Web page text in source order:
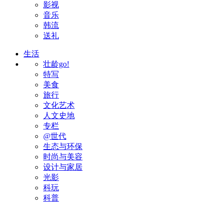
影视
音乐
韩流
送礼
生活
壮龄go!
特写
美食
旅行
文化艺术
人文史地
专栏
@世代
生态与环保
时尚与美容
设计与家居
光影
科玩
科普